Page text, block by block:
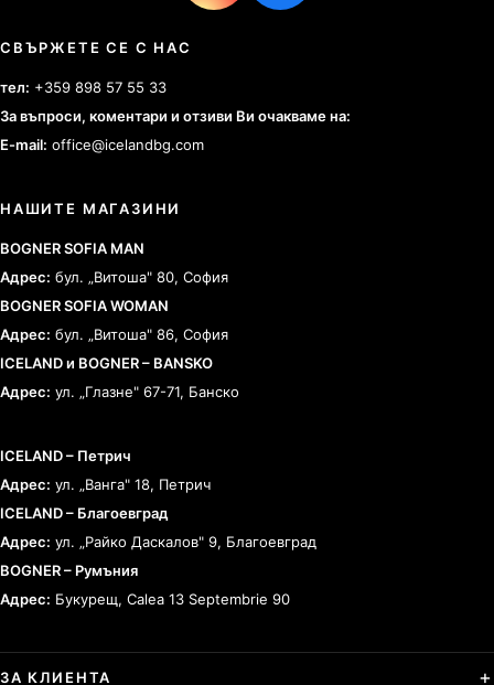
СВЪРЖЕТЕ СЕ С НАС
тел: +359 898 57 55 33
За въпроси, коментари и отзиви Ви очакваме на:
E-mail: office@icelandbg.com
НАШИТЕ МАГАЗИНИ
BOGNER SOFIA MAN
Адрес: бул. „Витоша" 80, София
BOGNER SOFIA WOMAN
Адрес: бул. „Витоша" 86, София
ICELAND и BOGNER – BANSKO
Адрес: ул. „Глазне" 67-71, Банско
ICELAND – Петрич
Адрес: ул. „Ванга" 18, Петрич
ICELAND – Благоевград
Адрес: ул. „Райко Даскалов" 9, Благоевград
BOGNER – Румъния
Адрес: Букурещ, Calea 13 Septembrie 90
ЗА КЛИЕНТА